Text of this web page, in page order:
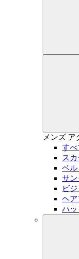
メンズ ア
す
ス
ベル
サン
ビ
ヘア
ハッ